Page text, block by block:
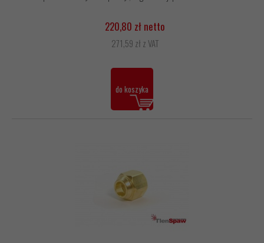
220,80 zł netto
271,59 zł z VAT
do koszyka